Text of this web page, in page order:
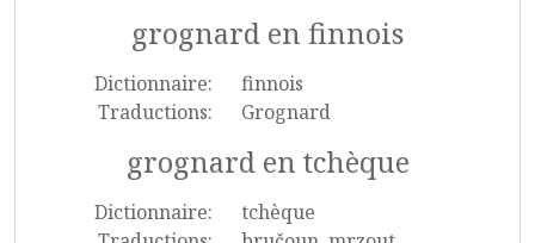
grognard en finnois
Dictionnaire:
finnois
Traductions:
Grognard
grognard en tchèque
Dictionnaire:
tchèque